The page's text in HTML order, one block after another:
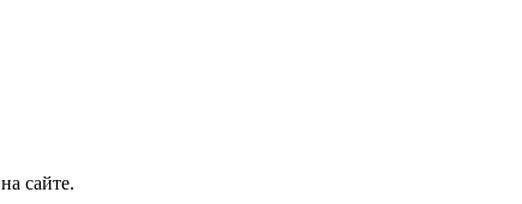
на сайте.